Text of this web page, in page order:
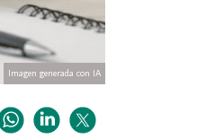
Imagen generada con IA